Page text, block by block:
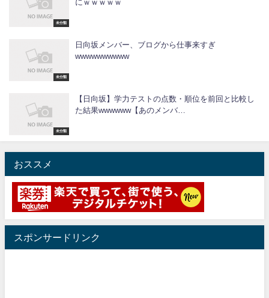
未分類
にｗｗｗｗｗ
未分類
日向坂メンバー、ブログから仕事来すぎ
wwwwwwwwww
未分類
【日向坂】学力テストの点数・順位を前回と比較し
た結果wwwwww【あのメンバ…
おススメ
スポンサードリンク